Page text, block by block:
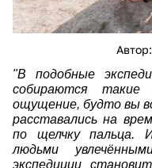
"В подобные
собираются такие
ощущение, будто вы
расставались на
по щелчку пальца.
людьми
экспедиции